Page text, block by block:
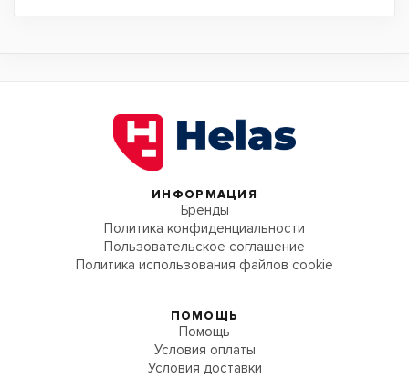
ИНФОРМАЦИЯ
Бренды
Политика конфиденциальности
Пользовательское соглашение
Политика использования файлов cookie
ПОМОЩЬ
Помощь
Условия оплаты
Условия доставки